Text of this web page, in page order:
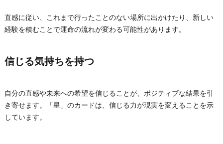
直感に従い、これまで行ったことのない場所に出かけたり、新しい
経験を積むことで運命の流れが変わる可能性があります。
信じる気持ちを持つ
自分の直感や未来への希望を信じることが、ポジティブな結果を引
き寄せます。「星」のカードは、信じる力が現実を変えることを示
しています。